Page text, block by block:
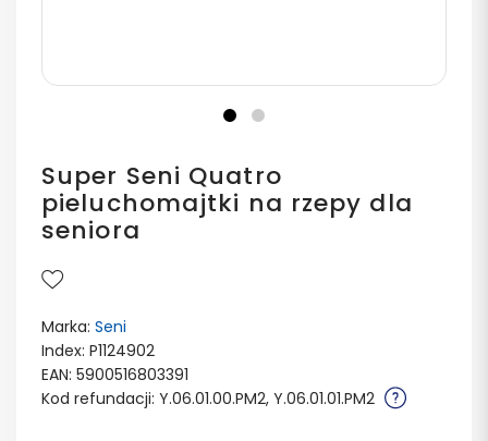
Super Seni Quatro
pieluchomajtki na rzepy dla
seniora
Marka: Seni
Index: P1124902
EAN: 5900516803391
Kod refundacji: Y.06.01.00.PM2, Y.06.01.01.PM2